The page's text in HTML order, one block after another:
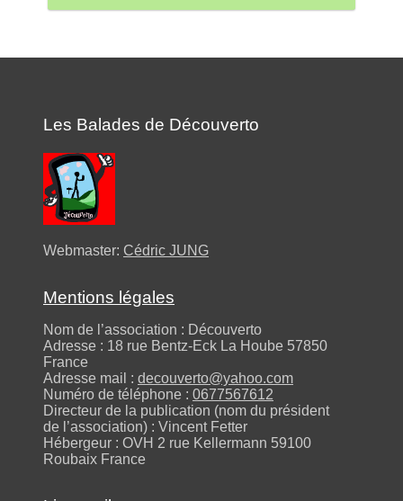
Les Balades de Découverto
Webmaster: Cédric JUNG
Mentions légales
Nom de l’association : Découverto
Adresse : 18 rue Bentz-Eck La Hoube 57850
France
Adresse mail : decouverto@yahoo.com
Numéro de téléphone : 0677567612
Directeur de la publication (nom du président
de l’association) : Vincent Fetter
Hébergeur : OVH 2 rue Kellermann 59100
Roubaix France